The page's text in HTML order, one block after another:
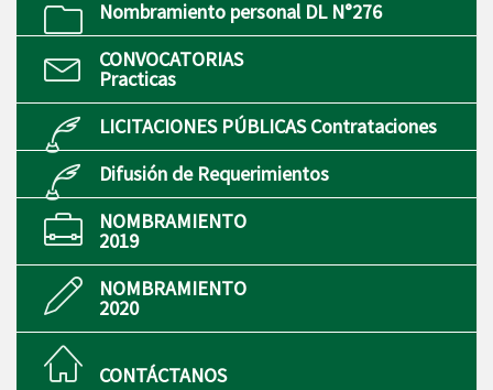
Nombramiento personal DL N°276
CONVOCATORIAS
Practicas
LICITACIONES PÚBLICAS Contrataciones
Difusión de Requerimientos
NOMBRAMIENTO
2019
NOMBRAMIENTO
2020
CONTÁCTANOS